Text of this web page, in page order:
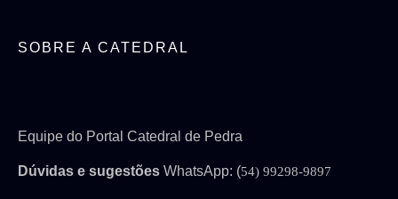
SOBRE A CATEDRAL
Equipe do Portal Catedral de Pedra
Dúvidas e sugestões WhatsApp: (54) 99298-9897